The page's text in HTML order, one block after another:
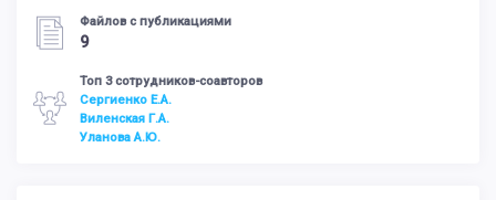
Файлов с публикациями
9
Топ 3 сотрудников-соавторов
Сергиенко Е.А.
Виленская Г.А.
Уланова А.Ю.